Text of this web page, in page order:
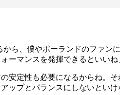
ら、僕やポーランドのファン
ーマンスを発揮できるといいね
安定性も必要になるからね。
ップとバランスにしないといけ